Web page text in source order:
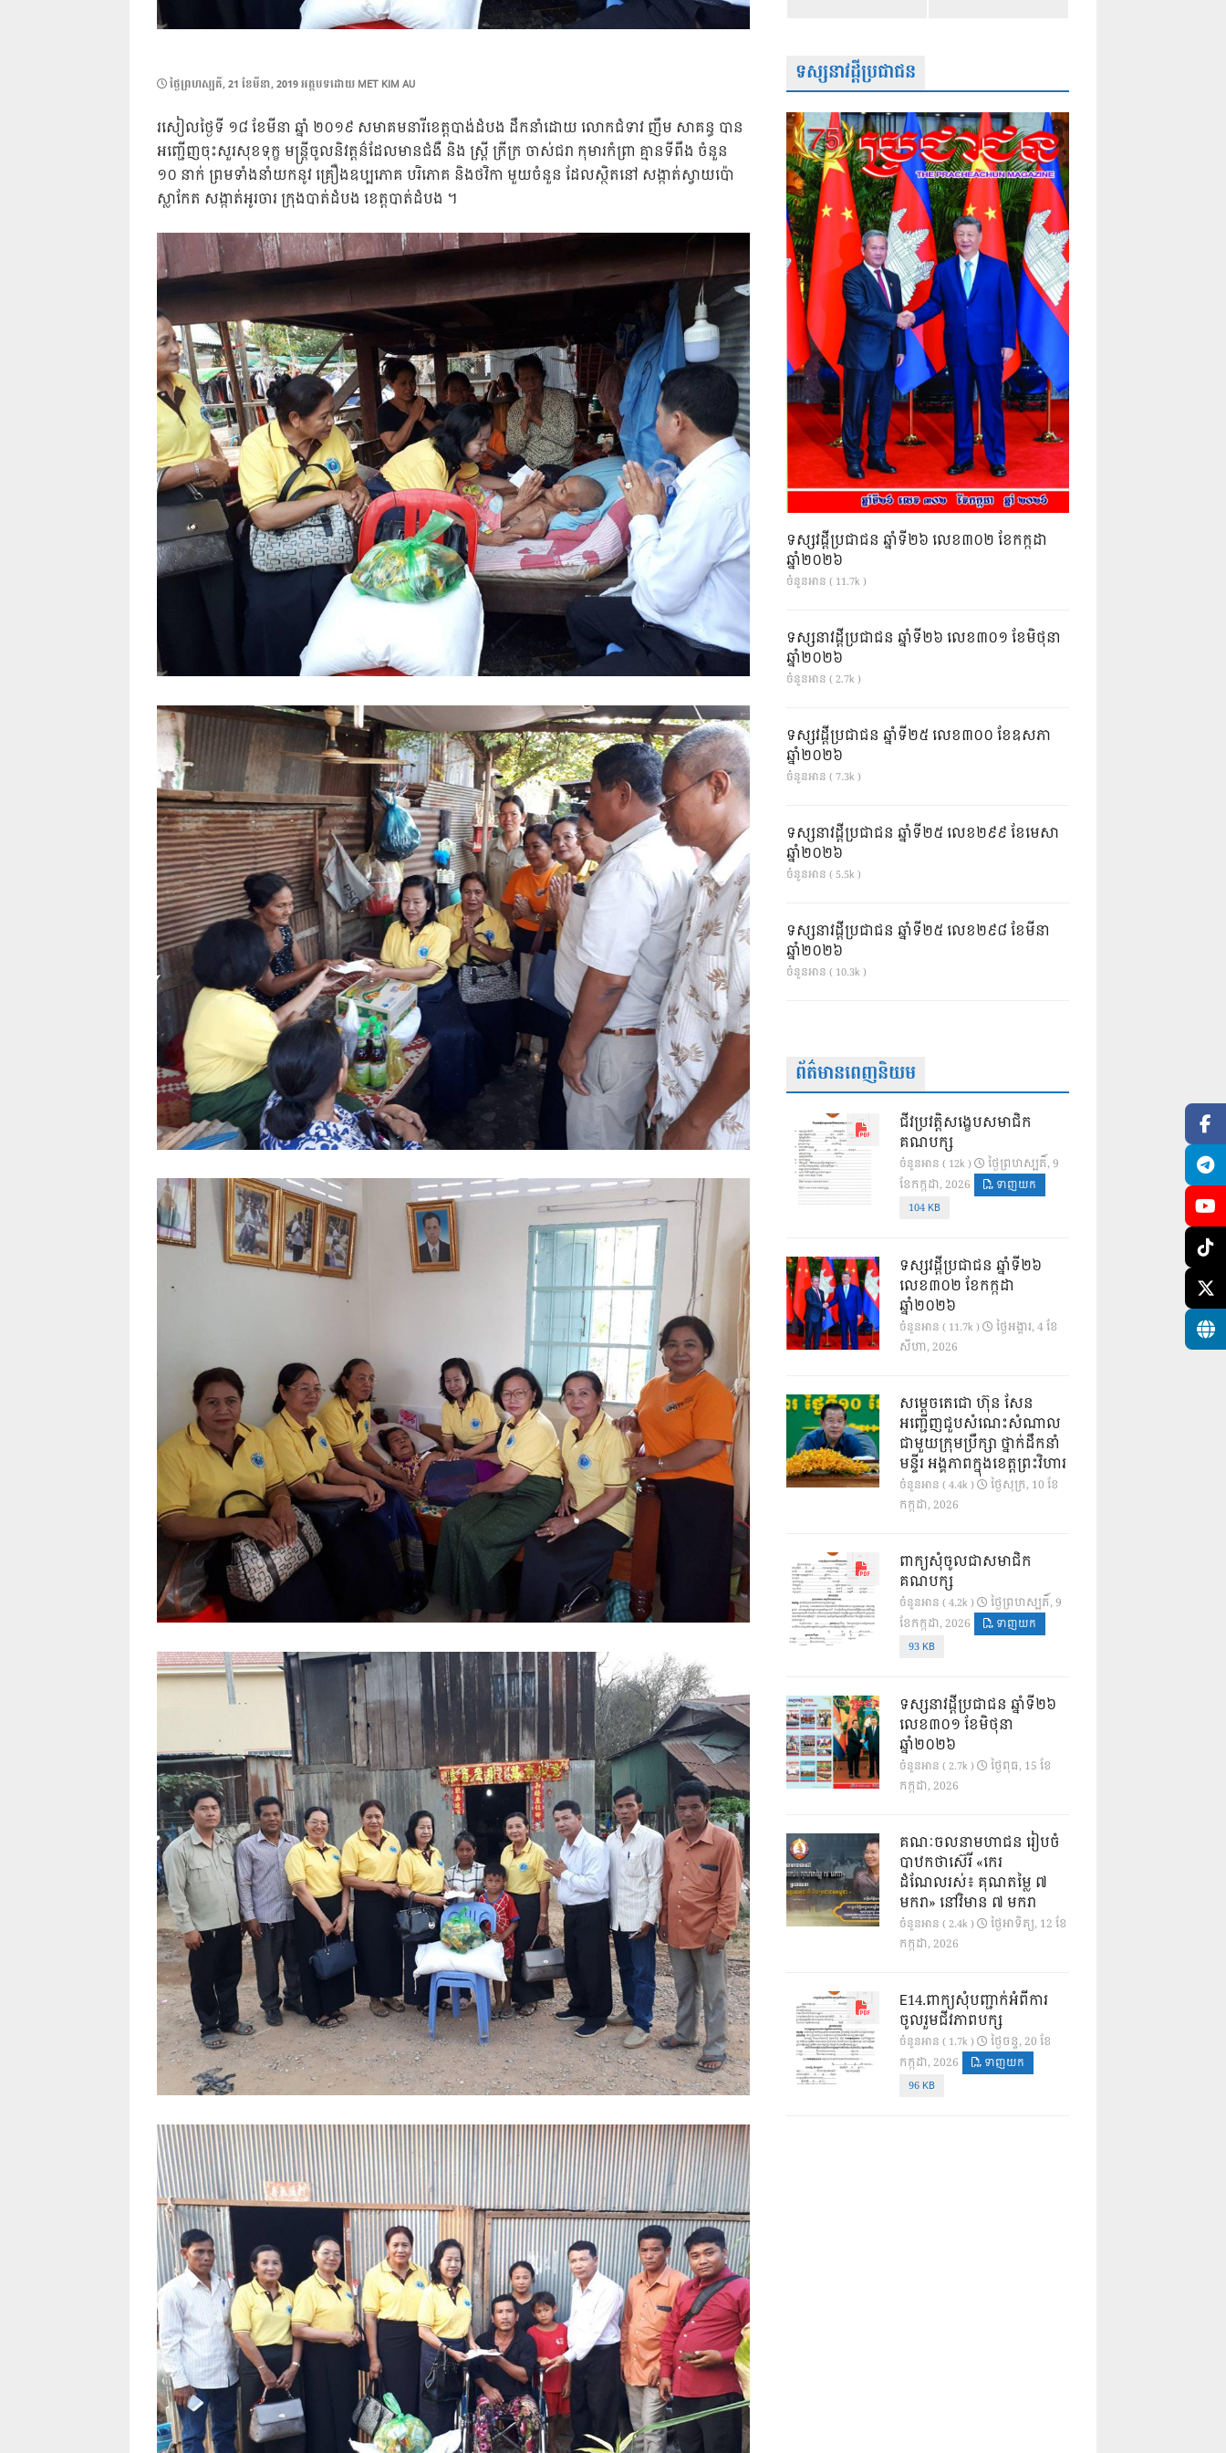
POSTED
ថ្ងៃ​ព្រហស្បតិ៍, 21 ខែ​មីនា, 2019អត្ថបទដោយ MET KIM AU
រសៀលថ្ងៃទី ១៨ ខែមីនា ឆ្នាំ ២០១៩ សមាគមនារីខេត្តបាង់ដំបង ដឹកនាំដោយ លោកជំទាវ ញឹម សាគន្ធ បាន
អញ្ជើញចុះសួរសុខទុក្ខ មន្ត្រីចូលនិវត្តន៌ដែលមានជំងឺ និង ស្ត្រី ក្រីក្រ ចាស់ជរា កុមារកំព្រា គ្មានទីពឹង ចំនួន
១០ នាក់ ព្រមទាំងនាំយកនូវ គ្រឿងឧប្បភោគ បរិភោគ និងថវិកា មួយចំនួន ដែលស្ថិតនៅ សង្កាត់ស្វាយប៉ោ
ស្លាកែត សង្កាត់អូរចារ ក្រុងបាត់ដំបង ខេត្តបាត់ដំបង ។
ទស្សនាវដ្តីប្រជាជន
ទស្សវដ្តីប្រជាជន ឆ្នាំទី២៦ លេខ៣០២ ខែកក្កដា
ឆ្នាំ២០២៦
ចំនួនអាន ( 11.7k )
ទស្សនាវដ្ដីប្រជាជន ឆ្នាំទី២៦ លេខ៣០១ ខែមិថុនា
ឆ្នាំ២០២៦
ចំនួនអាន ( 2.7k )
ទស្សវដ្តីប្រជាជន ឆ្នាំទី២៥ លេខ៣០០ ខែឧសភា
ឆ្នាំ២០២៦
ចំនួនអាន ( 7.3k )
ទស្សនាវដ្ដីប្រជាជន ឆ្នាំទី២៥ លេខ២៩៩ ខែមេសា
ឆ្នាំ២០២៦
ចំនួនអាន ( 5.5k )
ទស្សនាវដ្ដីប្រជាជន ឆ្នាំទី២៥ លេខ២៩៨ ខែមីនា
ឆ្នាំ២០២៦
ចំនួនអាន ( 10.3k )
ព័ត៌មានពេញនិយម
ជីវប្រវត្តិសង្ខេបសមាជិក
គណបក្ស
ចំនួនអាន ( 12k )
ថ្ងៃ​ព្រហស្បតិ៍, 9
ខែ​កក្កដា, 2026
ទាញយក
104 KB
ទស្សវដ្តីប្រជាជន ឆ្នាំទី២៦
លេខ៣០២ ខែកក្កដា
ឆ្នាំ២០២៦
ចំនួនអាន ( 11.7k )
ថ្ងៃ​អង្គារ, 4 ខែ​
សីហា, 2026
សម្តេចតេជោ ហ៊ុន សែន
អញ្ជើញជួបសំណេះសំណាល
ជាមួយក្រុមប្រឹក្សា ថ្នាក់ដឹកនាំ
មន្ទីរ អង្គភាពក្នុងខេត្តព្រះវិហារ
ចំនួនអាន ( 4.4k )
ថ្ងៃ​សុក្រ, 10 ខែ​
កក្កដា, 2026
ពាក្យសុំចូលជាសមាជិក
គណបក្ស
ចំនួនអាន ( 4.2k )
ថ្ងៃ​ព្រហស្បតិ៍, 9
ខែ​កក្កដា, 2026
ទាញយក
93 KB
ទស្សនាវដ្ដីប្រជាជន ឆ្នាំទី២៦
លេខ៣០១ ខែមិថុនា
ឆ្នាំ២០២៦
ចំនួនអាន ( 2.7k )
ថ្ងៃ​ពុធ, 15 ខែ​
កក្កដា, 2026
គណៈចលនាមហាជន រៀបចំ
បាឋកថាស៊េរី «កេរ
ដំណែលរស់៖ គុណតម្លៃ ៧
មករា» នៅវិមាន ៧ មករា
ចំនួនអាន ( 2.4k )
ថ្ងៃ​អាទិត្យ, 12 ខែ​
កក្កដា, 2026
E14.ពាក្យសុំបញ្ជាក់អំពីការ
ចូលរួមជីវភាពបក្ស
ចំនួនអាន ( 1.7k )
ថ្ងៃ​ចន្ទ, 20 ខែ​
កក្កដា, 2026
ទាញយក
96 KB